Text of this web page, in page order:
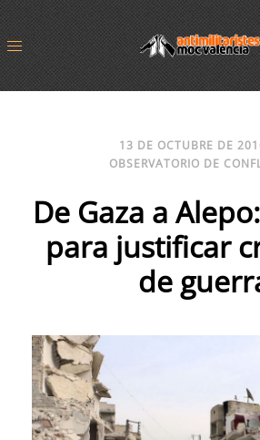
13 DE OCTUBRE DE
OBSERVATORIO DE
De Gaza a
para justificar
de